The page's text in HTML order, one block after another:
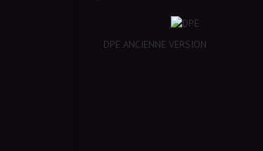
DPE ANCIENNE VERSION